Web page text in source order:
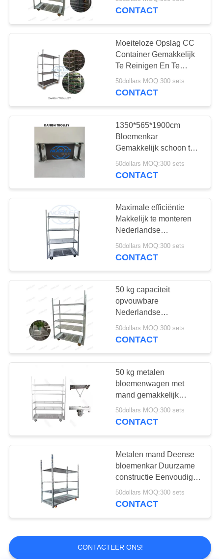
De Kokers van het
bloemboeket
banden opbergrek
38
Elektrische
sleepwagen
15
Verpakkingszak
voor groenten
Groentehuis
oogstwagen
12
Magazijnactiviteiten
CONTACT
Moeiteloze Opslag CC
Container Gemakkelijk
Te Reinigen En Te
Hanteren Inclusief Mand
Inbegrepen
50dollars MOQ:300 sets
CONTACT
1350*565*1900cm
Bloemenkar
Gemakkelijk schoon te
maken en handig voor
transport
50dollars MOQ:300 sets
CONTACT
Maximale efficiëntie
Makkelijk te monteren
Nederlandse
bloemenwagen met
handvat / Pp wielen
50dollars MOQ:300 sets
CONTACT
50 kg capaciteit
opvouwbare
Nederlandse
bloemenwagen voor
gemakkelijke opslag en
50dollars MOQ:300 sets
CONTACT
50 kg metalen
bloemenwagen met
mand gemakkelijk
duurzaam transport
50dollars MOQ:300 sets
CONTACT
Metalen mand Deense
bloemenkar Duurzame
constructie Eenvoudige
montage
50dollars MOQ:300 sets
CONTACT
CONTACTEER ONS!